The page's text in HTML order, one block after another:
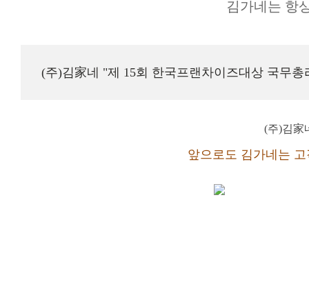
김가네는 항
(주)김家네 "제 15회 한국프랜차이즈대상 국무총
(주)김家
앞으로도 김가네는